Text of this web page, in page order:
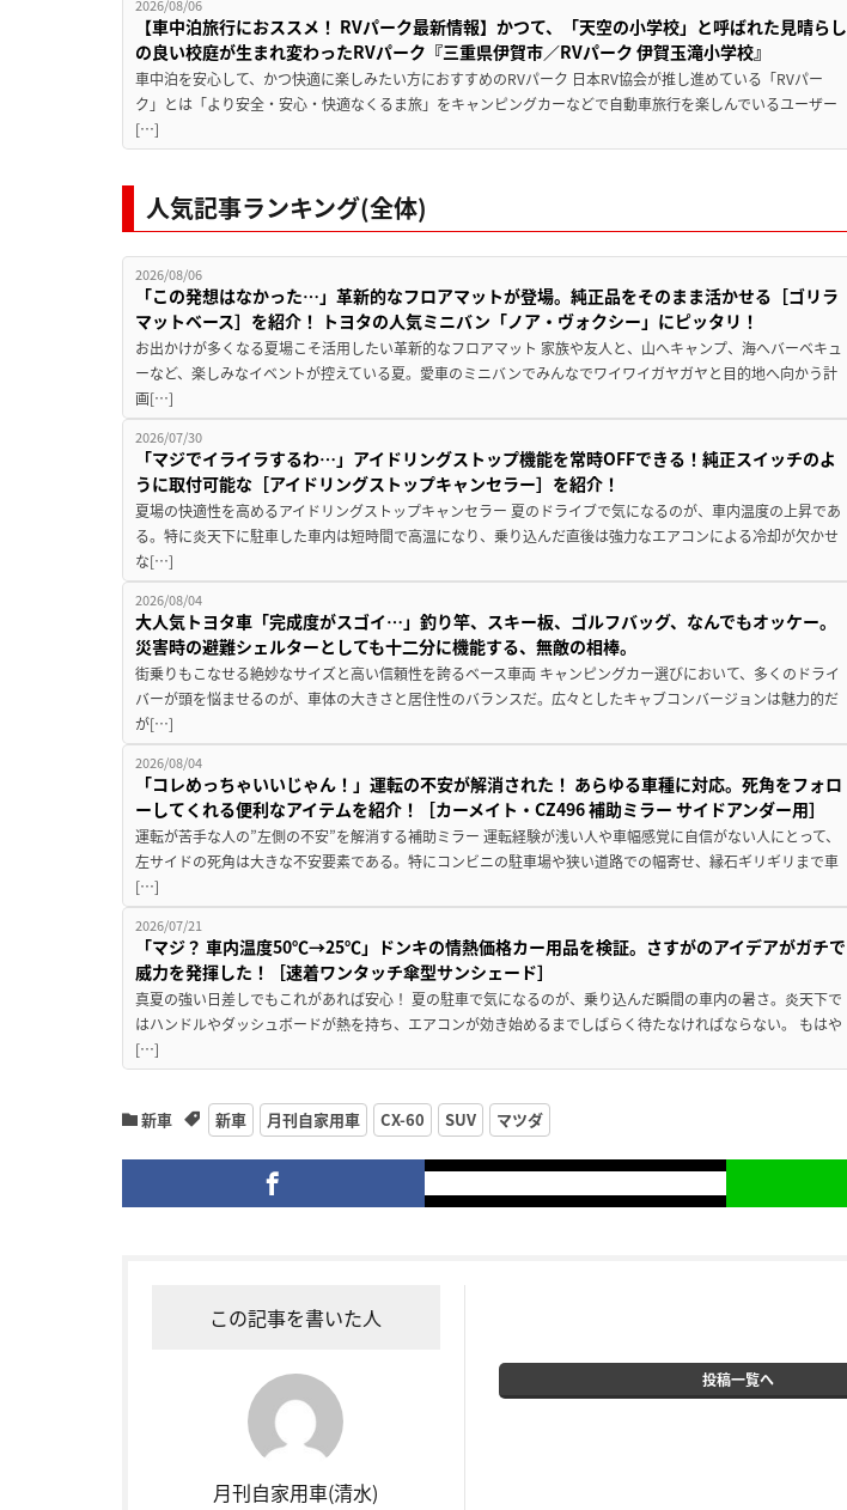
2026/08/06
【車中泊旅行におススメ！ RVパーク最新情報】かつて、「天空の小学校」と呼ばれた見晴らし
の良い校庭が生まれ変わったRVパーク『三重県伊賀市／RVパーク 伊賀玉滝小学校』
車中泊を安心して、かつ快適に楽しみたい方におすすめのRVパーク 日本RV協会が推し進めている「RVパー
ク」とは「より安全・安心・快適なくるま旅」をキャンピングカーなどで自動車旅行を楽しんでいるユーザー
[…]
人気記事ランキング(全体)
2026/08/06
「この発想はなかった…」革新的なフロアマットが登場。純正品をそのまま活かせる［ゴリラ
マットベース］を紹介！ トヨタの人気ミニバン「ノア・ヴォクシー」にピッタリ！
お出かけが多くなる夏場こそ活用したい革新的なフロアマット 家族や友人と、山へキャンプ、海へバーベキュ
ーなど、楽しみなイベントが控えている夏。愛車のミニバンでみんなでワイワイガヤガヤと目的地へ向かう計
画[…]
2026/07/30
「マジでイライラするわ…」アイドリングストップ機能を常時OFFできる！純正スイッチのよ
うに取付可能な［アイドリングストップキャンセラー］を紹介！
夏場の快適性を高めるアイドリングストップキャンセラー 夏のドライブで気になるのが、車内温度の上昇であ
る。特に炎天下に駐車した車内は短時間で高温になり、乗り込んだ直後は強力なエアコンによる冷却が欠かせ
な[…]
2026/08/04
大人気トヨタ車「完成度がスゴイ…」釣り竿、スキー板、ゴルフバッグ、なんでもオッケー。
災害時の避難シェルターとしても十二分に機能する、無敵の相棒。
街乗りもこなせる絶妙なサイズと高い信頼性を誇るベース車両 キャンピングカー選びにおいて、多くのドライ
バーが頭を悩ませるのが、車体の大きさと居住性のバランスだ。広々としたキャブコンバージョンは魅力的だ
が[…]
2026/08/04
「コレめっちゃいいじゃん！」運転の不安が解消された！ あらゆる車種に対応。死角をフォロ
ーしてくれる便利なアイテムを紹介！［カーメイト・CZ496 補助ミラー サイドアンダー用］
運転が苦手な人の”左側の不安”を解消する補助ミラー 運転経験が浅い人や車幅感覚に自信がない人にとって、
左サイドの死角は大きな不安要素である。特にコンビニの駐車場や狭い道路での幅寄せ、縁石ギリギリまで車
[…]
2026/07/21
「マジ？ 車内温度50℃→25℃」ドンキの情熱価格カー用品を検証。さすがのアイデアがガチで
威力を発揮した！［速着ワンタッチ傘型サンシェード］
真夏の強い日差しでもこれがあれば安心！ 夏の駐車で気になるのが、乗り込んだ瞬間の車内の暑さ。炎天下で
はハンドルやダッシュボードが熱を持ち、エアコンが効き始めるまでしばらく待たなければならない。 もはや
[…]
新車 新車 月刊自家用車 CX-60 SUV マツダ
この記事を書いた人
月刊自家用車(清水)
投稿一覧へ